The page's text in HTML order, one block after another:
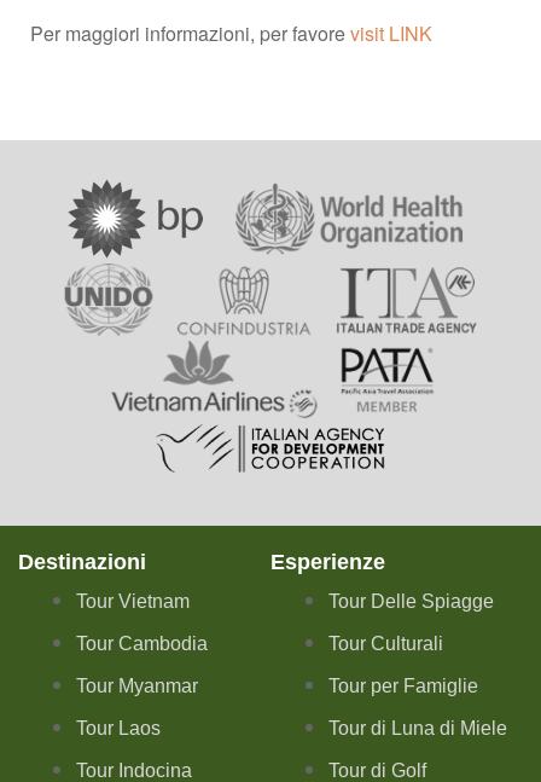
Per maggiori informazioni, per favorevisit LINK
Destinazioni
Tour Vietnam
Tour Cambodia
Tour Myanmar
Tour Laos
Tour Indocina
Esperienze
Tour Delle Spiagge
Tour Culturali
Tour per Famiglie
Tour di Luna di Miele
Tour di Golf